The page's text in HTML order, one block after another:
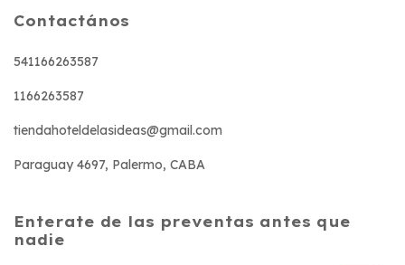
Contactános
541166263587
1166263587
tiendahoteldelasideas@gmail.com
Paraguay 4697, Palermo, CABA
Enterate de las preventas antes que
nadie